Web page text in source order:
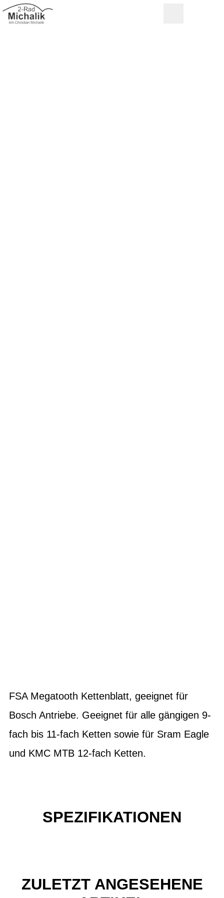
FSA Megatooth Kettenblatt, geeignet für
Bosch Antriebe. Geeignet für alle gängigen 9-
fach bis 11-fach Ketten sowie für Sram Eagle
und KMC MTB 12-fach Ketten.
SPEZIFIKATIONEN
ZULETZT ANGESEHENE